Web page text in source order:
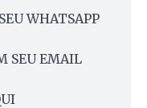
WHATSAPP
SEU EMAIL